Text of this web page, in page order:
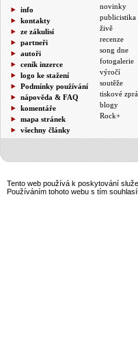
info
kontakty
ze zákulisí
partneři
autoři
ceník inzerce
logo ke stažení
Podmínky používání
nápověda & FAQ
komentáře
mapa stránek
všechny články
novinky
publicistika
živě
recenze
song dne
fotogalerie
výročí
soutěže
tiskové
blogy
Rock+
Tento web používá k poskytování
Používáním tohoto webu s tím